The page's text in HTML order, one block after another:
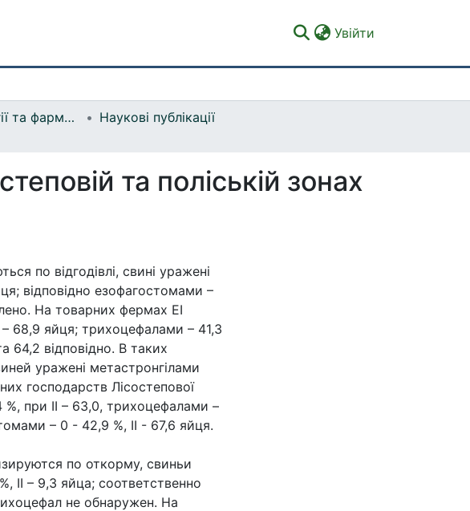
Увійти
Паразитології та фармакології
Наукові публікації
та поліській зонах
по відгодівлі, свині уражені
відповідно езофагостомами –
На товарних фермах ЕІ
68,9 яйця; трихоцефалами – 41,3
64,2 відповідно. В таких
уражені метастронгілами
господарств Лісостепової
при ІІ – 63,0, трихоцефалами –
– 0 - 42,9 %, ІІ - 67,6 яйця.
по откорму, свиньи
ІІ – 9,3 яйца; соответственно
не обнаружен. На